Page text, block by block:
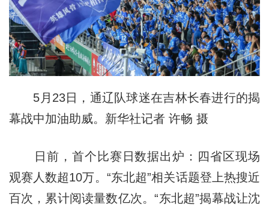
5月23日，通辽队球迷在吉林长春进行的揭
幕战中加油助威。新华社记者 许畅 摄
日前，首个比赛日数据出炉：四省区现场
观赛人数超10万。“东北超”相关话题登上热搜近
百次，累计阅读量数亿次。“东北超”揭幕战让沈